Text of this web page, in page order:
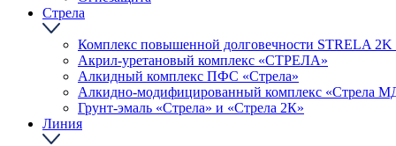
Стрела
Комплекс повышенной долговечности STRELA
Акрил-уретановый комплекс «СТРЕЛА»
Алкидный комплекс ПФС «Стрела»
Алкидно-модифицированный комплекс «Стрела
Грунт-эмаль «Стрела» и «Стрела 2К»
Линия